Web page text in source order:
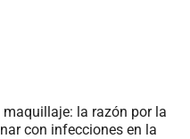
maquillaje: la razón por la
con infecciones en la